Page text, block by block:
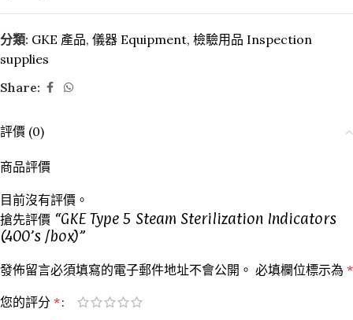
分類: GKE 產品, 儀器 Equipment, 檢驗用品 Inspection
supplies
Share:
評價 (0)
商品評價
目前沒有評價。
搶先評價 “GKE Type 5 Steam Sterilization Indicators
(400’s /box)”
發佈留言必須填寫的電子郵件地址不會公開。 必填欄位標示為 *
您的評分 *